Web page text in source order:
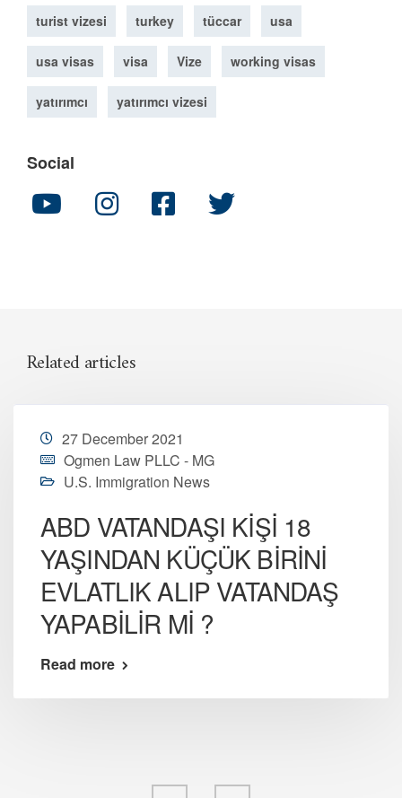
turist vizesi turkey tüccar usa
usa visas visa Vize working visas
yatırımcı yatırımcı vizesi
Social
Related articles
27 December 2021
Ogmen Law PLLC - MG
U.S. Immigration News
ABD VATANDAŞI KİŞİ 18
YAŞINDAN KÜÇÜK BİRİNİ
EVLATLIK ALIP VATANDAŞ
YAPABİLİR Mİ ?
Read more